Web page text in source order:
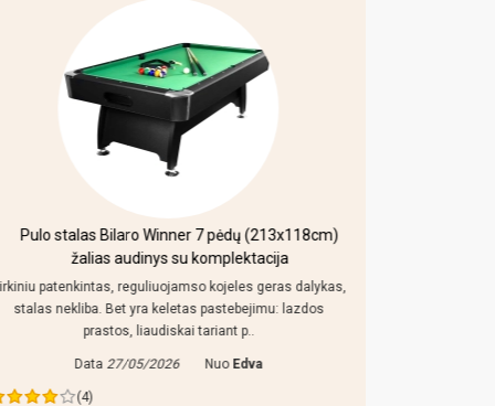
Pulo stalas Bilaro Winner 7 pėdų (213x118cm)
žalias audinys su komplektacija
patenkintas, reguliuojamso kojeles geras dalykas,
stalas nekliba. Bet yra keletas pastebejimu: lazdos
prastos, liaudiskai tariant p..
Data 27/05/2026 Nuo Edva
(4)